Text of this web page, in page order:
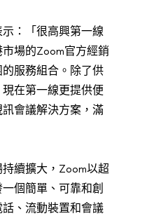
：「很高興第一線
場的Zoom官方經銷
服務組合。除了供
在第一線更提供便
會議解決方案，滿
續擴大，Zoom以超
個簡單、可靠和創
、流動裝置和會議